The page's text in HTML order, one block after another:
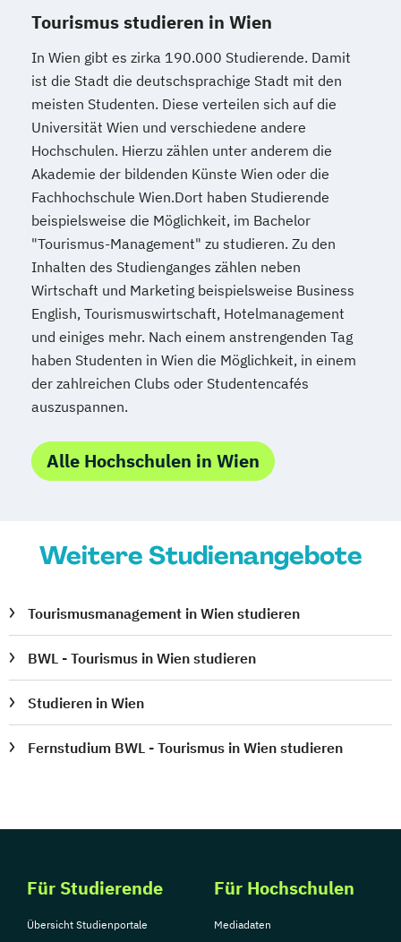
Tourismus studieren in Wien
In Wien gibt es zirka 190.000 Studierende. Damit
ist die Stadt die deutschsprachige Stadt mit den
meisten Studenten. Diese verteilen sich auf die
Universität Wien und verschiedene andere
Hochschulen. Hierzu zählen unter anderem die
Akademie der bildenden Künste Wien oder die
Fachhochschule Wien.Dort haben Studierende
beispielsweise die Möglichkeit, im Bachelor
"Tourismus-Management" zu studieren. Zu den
Inhalten des Studienganges zählen neben
Wirtschaft und Marketing beispielsweise Business
English, Tourismuswirtschaft, Hotelmanagement
und einiges mehr. Nach einem anstrengenden Tag
haben Studenten in Wien die Möglichkeit, in einem
der zahlreichen Clubs oder Studentencafés
auszuspannen.
Alle Hochschulen in Wien
Weitere Studienangebote
Tourismusmanagement in Wien studieren
BWL - Tourismus in Wien studieren
Studieren in Wien
Fernstudium BWL - Tourismus in Wien studieren
Für Studierende
Übersicht Studienportale
Für Hochschulen
Mediadaten